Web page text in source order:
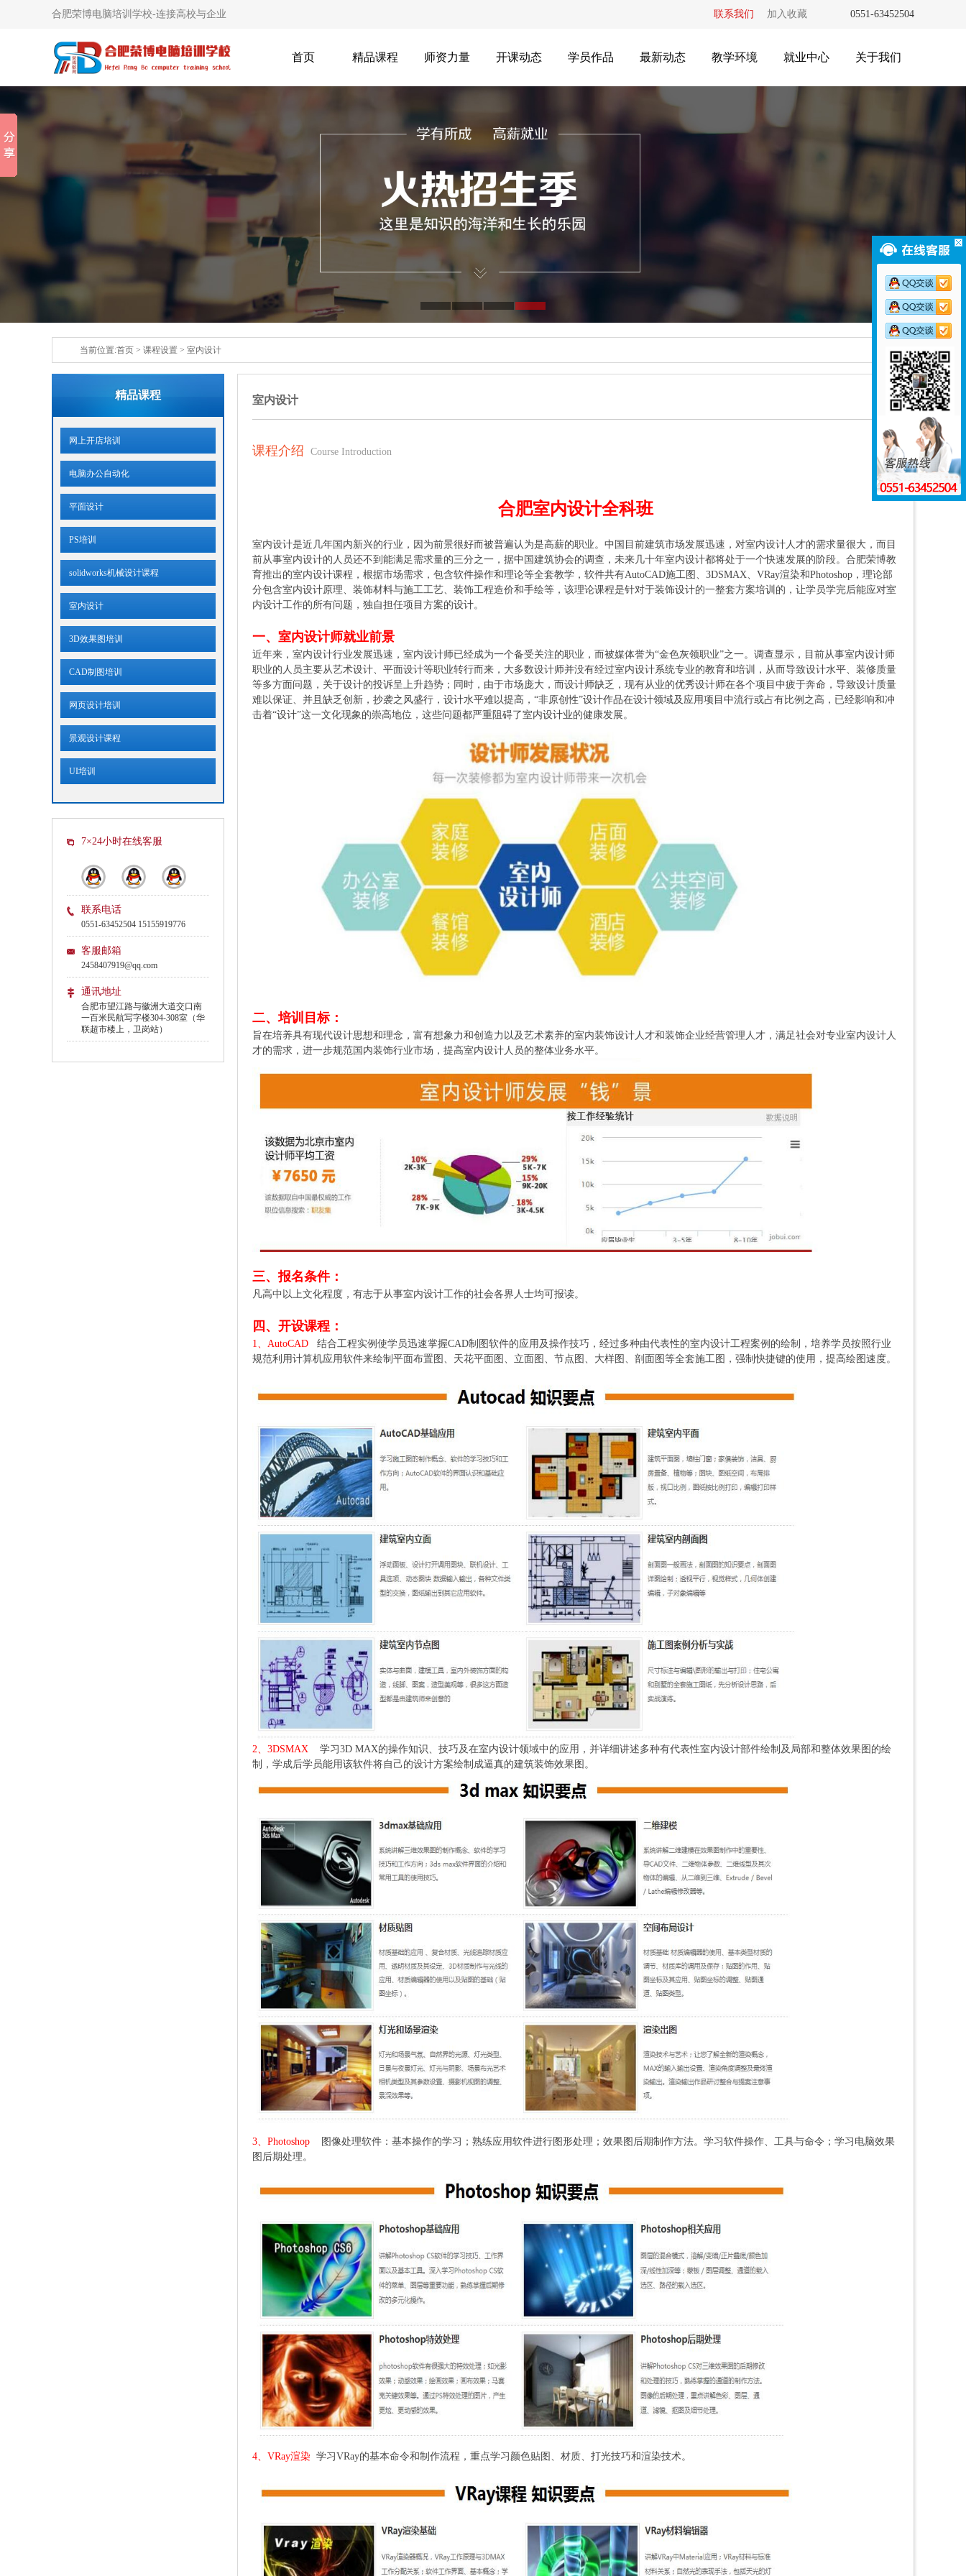
合肥荣博电脑培训学校-连接高校与企业 0551-63452504
联系我们 加入收藏
首页 精品课程 师资力量 开课动态 学员作品 最新动态 教学环境 就业中心 关于我们
1 2 4
当前位置:首页 > 课程设置 > 室内设计
精品课程
网上开店培训
电脑办公自动化
平面设计
PS培训
solidworks机械设计课程
室内设计
3D效果图培训
CAD制图培训
网页设计培训
景观设计课程
UI培训
7×24小时在线客服
联系电话
0551-63452504 15155919776
客服邮箱
2458407919@qq.com
通讯地址
合肥市望江路与徽洲大道交口南
一百米民航写字楼304-308室（华
联超市楼上，卫岗站）
室内设计
课程介绍 Course Introduction
合肥室内设计全科班
室内设计是近几年国内新兴的行业，因为前景很好而被普遍认为是高薪的职业。中国目前建筑市场发展迅速，对室内设计人才的需求量很大，而目
前从事室内设计的人员还不到能满足需求量的三分之一，据中国建筑协会的调查，未来几十年室内设计都将处于一个快速发展的阶段。合肥荣博教
育推出的室内设计课程，根据市场需求，包含软件操作和理论等全套教学，软件共有AutoCAD施工图、3DSMAX、VRay渲染和Photoshop，理论部
分包含室内设计原理、装饰材料与施工工艺、装饰工程造价和手绘等，该理论课程是针对于装饰设计的一整套方案培训的，让学员学完后能应对室
内设计工作的所有问题，独自担任项目方案的设计。
一、室内设计师就业前景
近年来，室内设计行业发展迅速，室内设计师已经成为一个备受关注的职业，而被媒体誉为“金色灰领职业”之一。调查显示，目前从事室内设计师
职业的人员主要从艺术设计、平面设计等职业转行而来，大多数设计师并没有经过室内设计系统专业的教育和培训，从而导致设计水平、装修质量
等多方面问题，关于设计的投诉呈上升趋势；同时，由于市场庞大，而设计师缺乏，现有从业的优秀设计师在各个项目中疲于奔命，导致设计质量
难以保证、并且缺乏创新，抄袭之风盛行，设计水平难以提高，“非原创性”设计作品在设计领域及应用项目中流行或占有比例之高，已经影响和冲
击着“设计”这一文化现象的崇高地位，这些问题都严重阻碍了室内设计业的健康发展。
二、培训目标：
旨在培养具有现代设计思想和理念，富有想象力和创造力以及艺术素养的室内装饰设计人才和装饰企业经营管理人才，满足社会对专业室内设计人
才的需求，进一步规范国内装饰行业市场，提高室内设计人员的整体业务水平。
三、报名条件：
凡高中以上文化程度，有志于从事室内设计工作的社会各界人士均可报读。
四、开设课程：
1、AutoCAD 结合工程实例使学员迅速掌握CAD制图软件的应用及操作技巧，经过多种由代表性的室内设计工程案例的绘制，培养学员按照行业
规范利用计算机应用软件来绘制平面布置图、天花平面图、立面图、节点图、大样图、剖面图等全套施工图，强制快捷键的使用，提高绘图速度。
2、3DSMAX 学习3D MAX的操作知识、技巧及在室内设计领域中的应用，并详细讲述多种有代表性室内设计部件绘制及局部和整体效果图的绘
制，学成后学员能用该软件将自己的设计方案绘制成逼真的建筑装饰效果图。
3、Photoshop 图像处理软件：基本操作的学习；熟练应用软件进行图形处理；效果图后期制作方法。学习软件操作、工具与命令；学习电脑效果
图后期处理。
4、VRay渲染 学习VRay的基本命令和制作流程，重点学习颜色贴图、材质、打光技巧和渲染技术。